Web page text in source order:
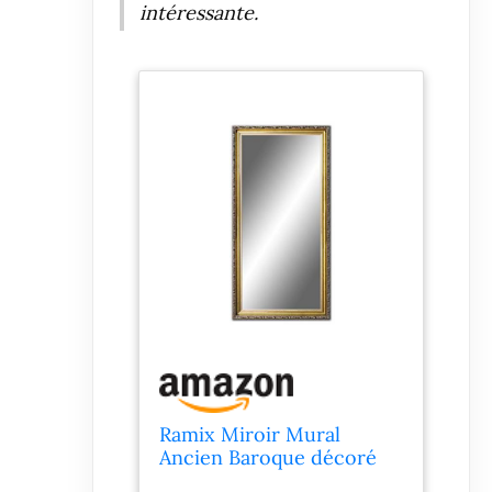
intéressante.
Ramix Miroir Mural
Ancien Baroque décoré